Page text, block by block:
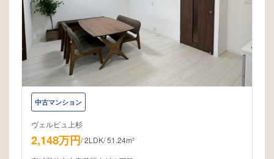
中古マンション
ヴェルビュ上杉
2,148万円/2LDK/51.24m²